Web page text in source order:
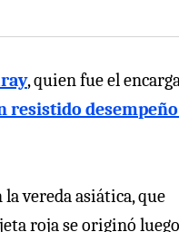
, quien fue el
resistido
vereda asiática, que
roja se originó